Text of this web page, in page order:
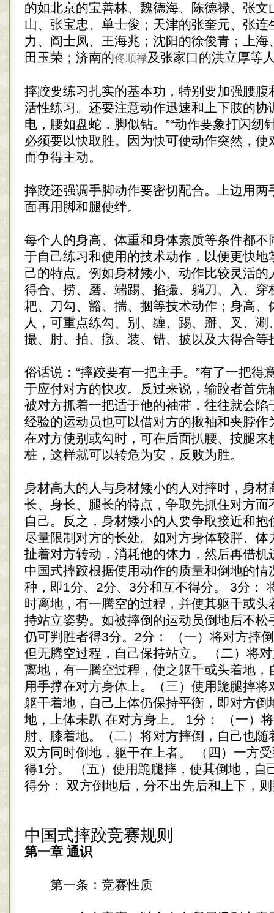
的如北京的宝善林、魏德海、陈德禄、张文
山、张宝忠、单士俊；天津的张奎元、张连
力、阎士凤、王海兆；沈阳的徐俊青；上海
田玉荣；济南的佟顺禄及张家口的洪立厚等
摔跤要练习扎实的基本功，特别要加强腰腹
活性练习。还要注意动作迅速和上下肢的协
电，腰如盘蛇，脚似钻。”“动作要象打闪纫
必须要以快取胜。因为快可使动作突然，使
而争得主动。
摔跤还强调手脚动作要密切配合。上边用两
面再用脚和腿使绊。
每个人的身高、体重和身体素质等条件都不
于自己练习和使用的技术动作，以便更快地
己的特点。例如身材矮小、动作比较灵活的
得合、捞、磨、端踢、掐撮、躺刀、入、穿
耙、刀勾、豁、揣、捆等技术动作；身高、
人，可重点练勾、别、缠、踢、掰、叉、涮
撮、肘、拍、撴、装、错、披以及大得合等
俗话说：“摔跤要有一把主手。”有了一把得
于应付对方的快攻。反过来说，输跤者首先
被对方抓着一把适于他的袖带，往往就会陷
经验的运动员也可以借对方的揪袖和夹脖作
在对方使别或勾时，可在后面扒腰、按腿来
桩，这样就可以转危为安，反败为胜。
身材高大的人与身材矮小的人对摔时，身材
长、身长、腿长的特点，争取先抓住对方而
自己。反之，身材矮小的人要争取接近和抱
尽量限制对方的长处。如对方身体较胖、体
扯着对方转动，消耗他的体力，然后再借机
中国式摔跤根据使用动作的质量和倒地的情
种，即1分、2分、3分和互不得分。 3分：
时离地，有一腾空的过程，并使其躯千或头
持站立姿势。如被摔倒的运动员倒地后不松
仍可判胜者得3分。2分： （一）将对方摔
但无腾空过程，自己保持站立。 （二）将
离地，有一腾空过程，使之躯千或头着地，
用手撑在对方身体上。（三）使用跪腿摔将
躯干着地，自己上体仍保持平衡，即对方倒
地，上体未趴 在对方身上。 1分： （一）
肘、膝着地。（二）将对方摔倒，自己也随
双方同时倒地，躯干在上者。 （四）一方
得1分。 （五）使用跪腿摔，使其倒地，自
得分： 双方倒地后，分不出先后和上下，
中国式摔跤竞赛规则
第一章 通识
第一条：竞赛性质